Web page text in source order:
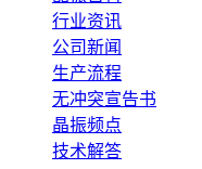
行业资讯
公司新闻
生产流程
无冲突宣告书
晶振频点
技术解答